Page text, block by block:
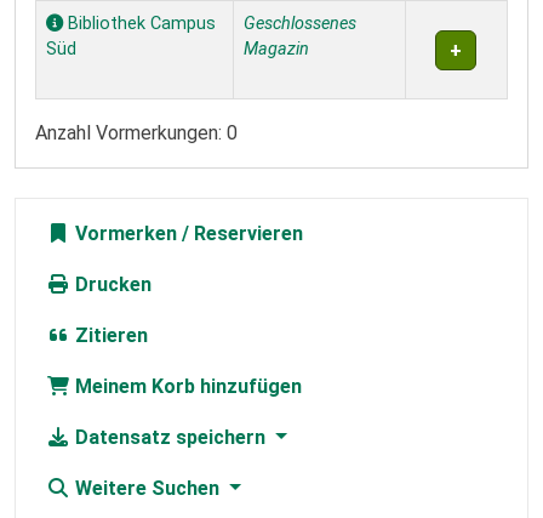
Exemplare
Bibliothek Campus
Süd
Geschlossenes
Magazin
Anzahl Vormerkungen: 0
Vormerken
Drucken
Zitieren
Meinem Korb hinzufügen
Datensatz speichern
Weitere Suchen